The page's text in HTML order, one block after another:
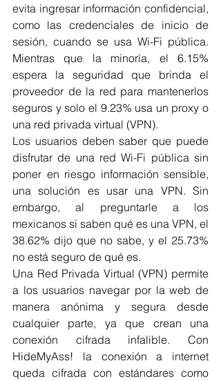
evita ingresar información confidencial,
como las credenciales de inicio de
sesión, cuando se usa Wi-Fi pública.
Mientras que la minoría, el 6.15%
espera la seguridad que brinda el
proveedor de la red para mantenerlos
seguros y solo el 9.23% usa un proxy o
una red privada virtual (VPN).
Los usuarios deben saber que puede
disfrutar de una red Wi-Fi pública sin
poner en riesgo información sensible,
una solución es usar una VPN. Sin
embargo, al preguntarle a los
mexicanos si saben qué es una VPN, el
38.62% dijo que no sabe, y el 25.73%
no está seguro de qué es.
Una Red Privada Virtual (VPN) permite
a los usuarios navegar por la web de
manera anónima y segura desde
cualquier parte, ya que crean una
conexión cifrada infalible. Con
HideMyAss! la conexión a internet
queda cifrada con estándares como